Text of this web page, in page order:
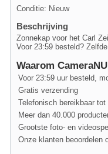
Conditie: Nieuw
Beschrijving
Zonnekap voor het Carl
Voor 23:59 besteld?
Waarom
Voor 23:59 uur besteld,
Gratis verzending
Telefonisch bereikbaar tot
Meer dan 40.000
Grootste foto- en
Onze klanten beoordelen